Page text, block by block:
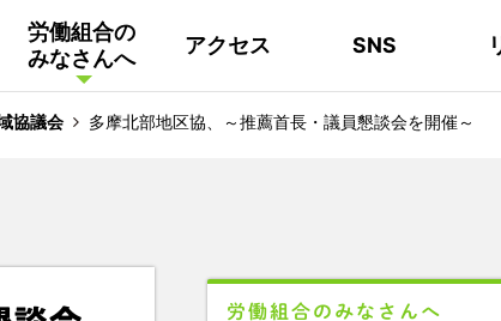
44の構成組織
労働組合の
みなさんへ
地域活動
アクセス
東部ブロック地協
SNS
YouTube
協議会 多摩北部地区協、～推薦首長・議員懇談会を開催～
労働組合のみなさんへ